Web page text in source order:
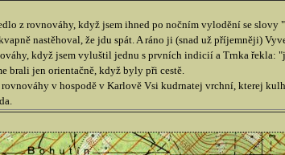
z rovnováhy, když jsem ihned po nočním vylodění se slovy
nastěhoval, že jdu spát. A ráno ji (snad už příjemněji)
když jsem vyluštil jednu s prvních indicií a Trnka řekla:
brali jen orientačně, když byly při cestě.
rovnováhy v hospodě v Karlově Vsi kudrnatej vrchní, kterej